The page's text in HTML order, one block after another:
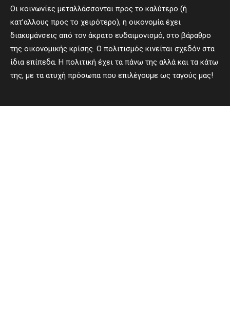
Οι κοινωνίες μεταλλάσσονται προς το καλύτερο (ή
κατ’αλλους προς το χειρότερο), η οικονομία έχει
διακυμάνσεις από τον άκρατο ευδαιμονισμό, στο βάραθρο
της οικονομικής κρίσης. Ο πολιτισμός κινείται σχεδόν στα
ίδια επίπεδα. Η πολιτική έχει τα πάνω της αλλά και τα κάτω
της, με τα ατυχή πρόσωπα που επιλέγουμε ως ταγούς μας!